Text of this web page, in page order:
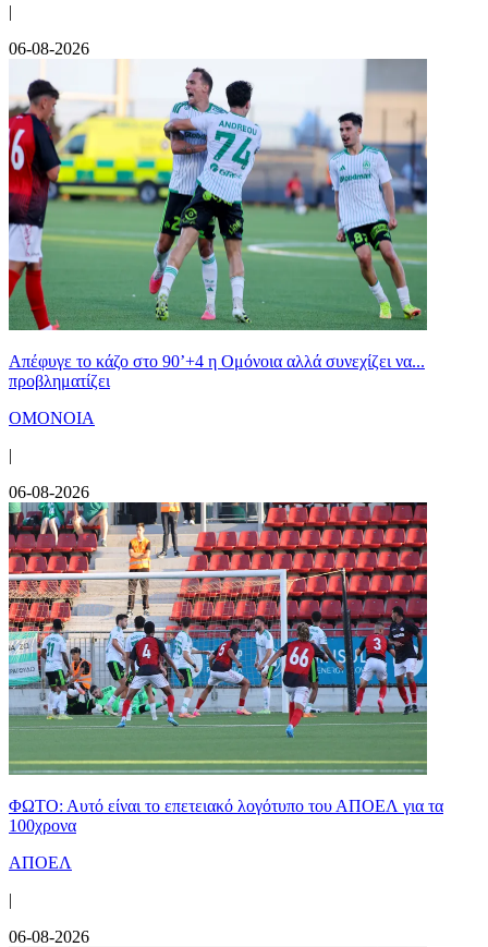
|
06-08-2026
Απέφυγε το κάζο στο 90’+4 η Ομόνοια αλλά συνεχίζει να...
προβληματίζει
ΟΜΟΝΟΙΑ
|
06-08-2026
ΦΩΤΟ: Αυτό είναι το επετειακό λογότυπο του ΑΠΟΕΛ για τα
100χρονα
ΑΠΟΕΛ
|
06-08-2026